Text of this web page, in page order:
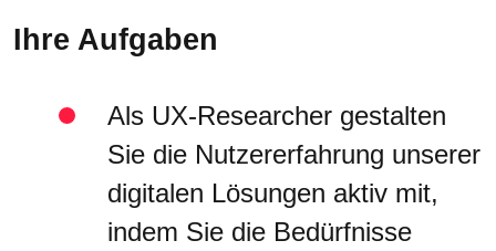
Ihre Aufgaben
Als UX-Researcher gestalten
Sie die Nutzererfahrung unserer
digitalen Lösungen aktiv mit,
indem Sie die Bedürfnisse